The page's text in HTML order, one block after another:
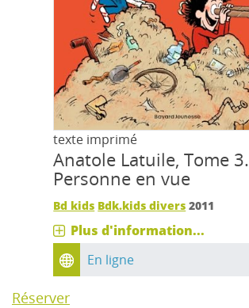
texte imprimé
Anatole Latuile, Tome 3.
Personne en vue
Bd kids Bdk.kids divers 2011
Plus d'information...
En ligne
Réserver